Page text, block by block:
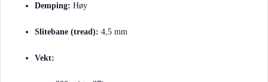
Demping: Høy
Slitebane (tread): 4,5 mm
Vekt: